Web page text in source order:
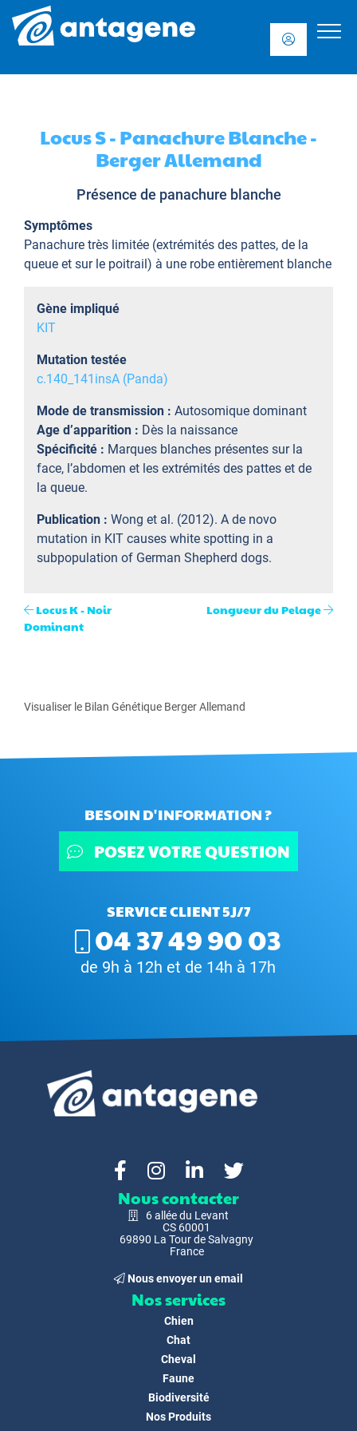
Locus S - Panachure Blanche -
Berger Allemand
Présence de panachure blanche
Symptômes
Panachure très limitée (extrémités des pattes, de la
queue et sur le poitrail) à une robe entièrement blanche
Gène impliqué
KIT
Mutation testée
c.140_141insA (Panda)
Mode de transmission : Autosomique dominant
Age d’apparition : Dès la naissance
Spécificité : Marques blanches présentes sur la
face, l’abdomen et les extrémités des pattes et de
la queue.
Publication : Wong et al. (2012). A de novo
mutation in KIT causes white spotting in a
subpopulation of German Shepherd dogs.
Locus K - Noir
Dominant
Longueur du Pelage
Visualiser le Bilan Génétique Berger Allemand
BESOIN D'INFORMATION ?
POSEZ VOTRE QUESTION
SERVICE CLIENT 5J/7
04 37 49 90 03
de 9h à 12h et de 14h à 17h
Nous contacter
6 allée du Levant
CS 60001
69890 La Tour de Salvagny
France
Nous envoyer un email
Nos services
Chien
Chat
Cheval
Faune
Biodiversité
Nos Produits